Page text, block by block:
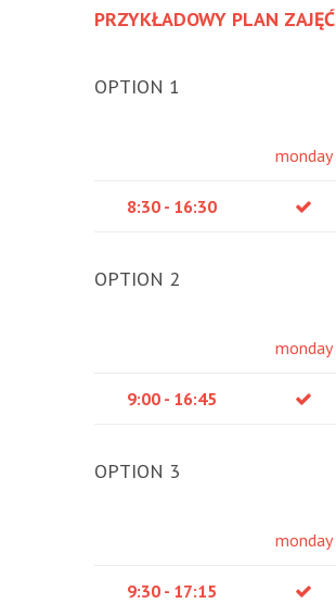
PRZYKŁADOWY PLAN ZAJĘĆ
OPTION 1
monday
8:30 - 16:30
OPTION 2
monday
9:00 - 16:45
OPTION 3
monday
9:30 - 17:15